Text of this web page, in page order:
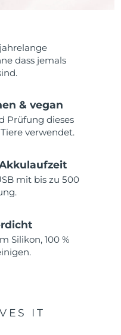
dass jemals
& vegan
Prüfung dieses
verwendet.
mit bis zu 500
Silikon, 100 %
IT